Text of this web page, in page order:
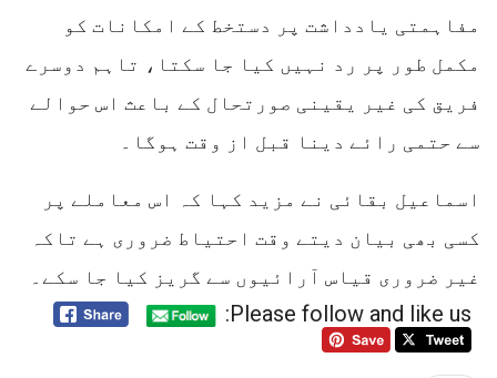
مفاہمتی یادداشت پر دستخط کے امکانات کو
مکمل طور پر رد نہیں کیا جا سکتا، تاہم دوسرے
فریق کی غیر یقینی صورتحال کے باعث اس حوالے
سے حتمی رائے دینا قبل از وقت ہوگا۔
اسماعیل بقائی نے مزید کہا کہ اس معاملے پر
کسی بھی بیان دیتے وقت احتیاط ضروری ہے تاکہ
غیر ضروری قیاس آرائیوں سے گریز کیا جا سکے۔
Please follow and like us: